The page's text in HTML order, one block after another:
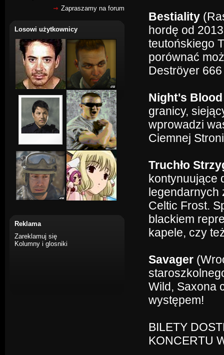
Zapraszamy na forum
Losowi użytkownicy
Reklama
Zareklamuj się
Kolumny i glosniki
Bestiality
hordę od
teutońskiego
porównać
Deströyer
Night's
granicy,
wprowadzi
Ciemnej
Truchło
kontynuujące
legendarnych
Celtic Frost.
blackiem
kapele, czy
Savager
Wild, Saxona
występem!
BILETY
KONCERTU